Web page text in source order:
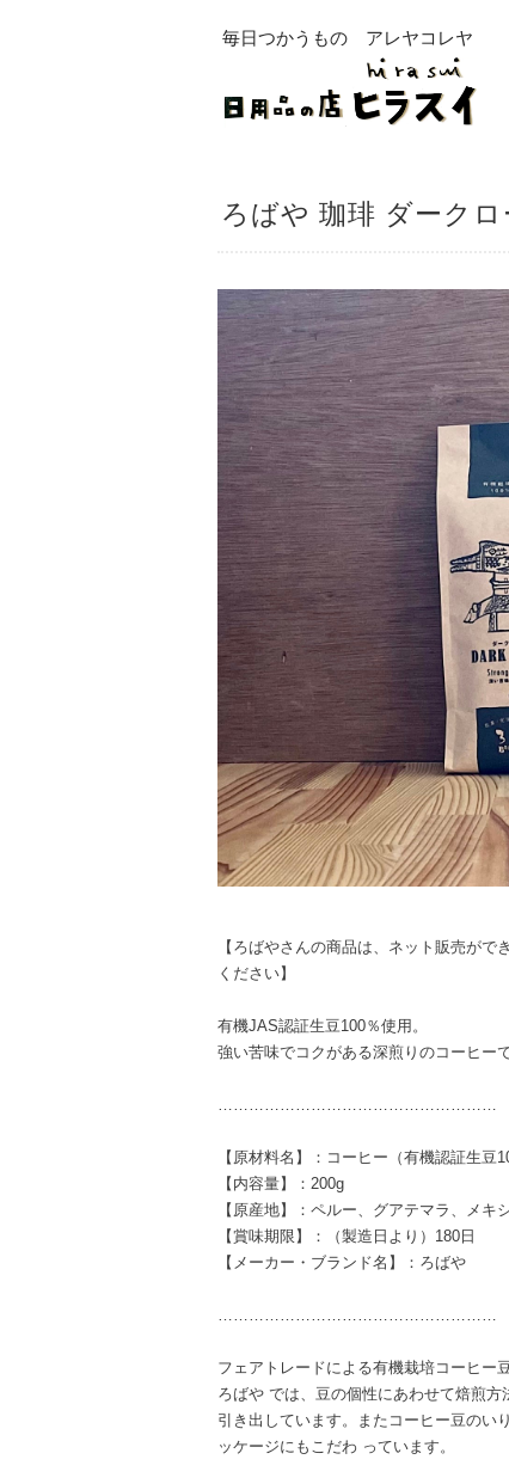
毎日つかうもの アレヤコレヤ
ろばや 珈琲 ダークロ
【ろばやさんの商品は、ネット販売がで
ください】
有機JAS認証生豆100％使用。
強い苦味でコクがある深煎りのコーヒーで
………………………………………………
【原材料名】：コーヒー（有機認証生豆
【内容量】：200g
【原産地】：ペルー、グアテマラ、メキ
【賞味期限】：（製造日より）180日
【メーカー・ブランド名】：ろばや
………………………………………………
フェアトレードによる有機栽培コーヒー
ろばや では、豆の個性にあわせて焙煎
引き出しています。またコーヒー豆のい
ッケージにもこだわ っています。